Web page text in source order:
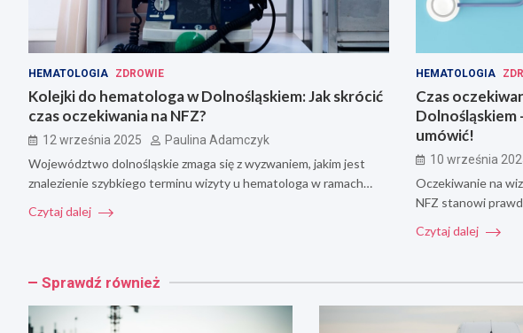
HEMATOLOGIA ZDROWIE
Kolejki do hematologa w Dolnośląskiem: Jak skrócić
czas oczekiwania na NFZ?
12 września 2025 Paulina Adamczyk
Województwo dolnośląskie zmaga się z wyzwaniem, jakim jest
znalezienie szybkiego terminu wizyty u hematologa w ramach…
Czytaj dalej
HEMATOLOGIA
Czas
Dolnośląskiem
umówić!
10 września
Oczekiwanie na
NFZ stanowi
Czytaj dalej
Sprawdź również